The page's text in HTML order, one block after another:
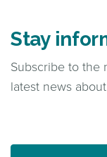
Stay
Subscribe to the
latest news